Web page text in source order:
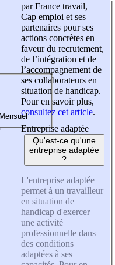
par France travail,
Cap emploi et ses
partenaires pour ses
actions concrètes en
faveur du recrutement,
de l’intégration et de
l’accompagnement de
ses collaborateurs en
situation de handicap.
Pour en savoir plus,
consultez cet article.
Entreprise adaptée
Qu'est-ce qu'une
entreprise adaptée
?
L'entreprise adaptée
permet à un travailleur
en situation de
handicap d'exercer
une activité
professionnelle dans
des conditions
adaptées à ses